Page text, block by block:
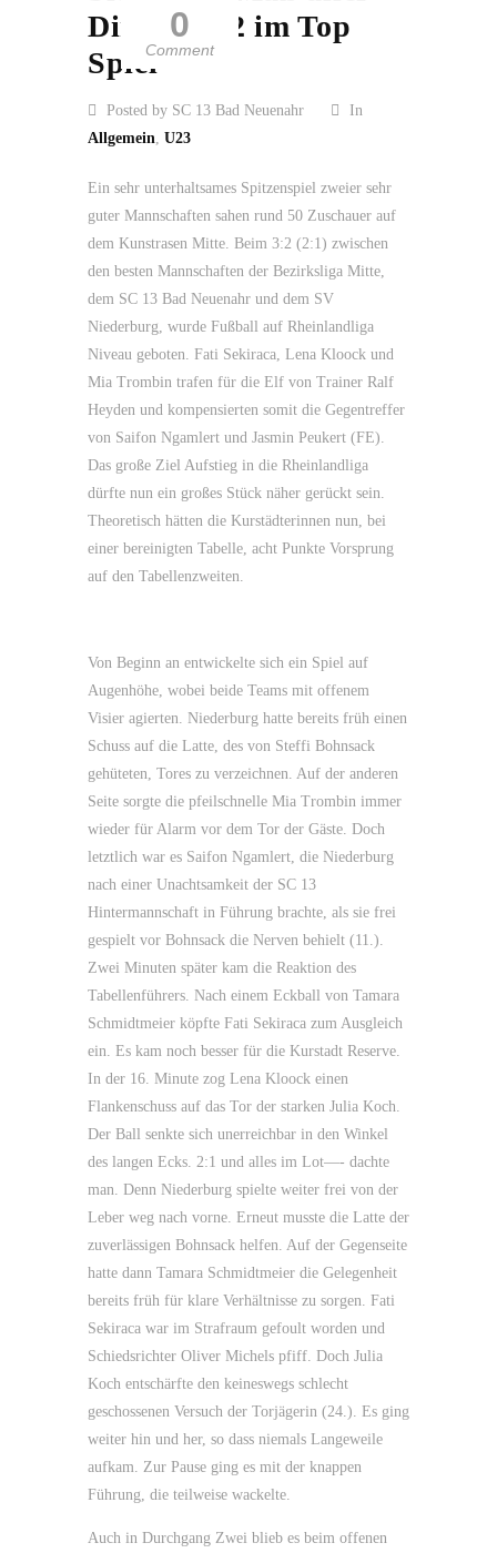
0
Comment
Dinge – 3:2 im Top
Spiel
Posted by SC 13 Bad Neuenahr
In
Allgemein, U23
Ein sehr unterhaltsames Spitzenspiel zweier sehr
guter Mannschaften sahen rund 50 Zuschauer auf
dem Kunstrasen Mitte. Beim 3:2 (2:1) zwischen
den besten Mannschaften der Bezirksliga Mitte,
dem SC 13 Bad Neuenahr und dem SV
Niederburg, wurde Fußball auf Rheinlandliga
Niveau geboten. Fati Sekiraca, Lena Kloock und
Mia Trombin trafen für die Elf von Trainer Ralf
Heyden und kompensierten somit die Gegentreffer
von Saifon Ngamlert und Jasmin Peukert (FE).
Das große Ziel Aufstieg in die Rheinlandliga
dürfte nun ein großes Stück näher gerückt sein.
Theoretisch hätten die Kurstädterinnen nun, bei
einer bereinigten Tabelle, acht Punkte Vorsprung
auf den Tabellenzweiten.
Von Beginn an entwickelte sich ein Spiel auf
Augenhöhe, wobei beide Teams mit offenem
Visier agierten. Niederburg hatte bereits früh einen
Schuss auf die Latte, des von Steffi Bohnsack
gehüteten, Tores zu verzeichnen. Auf der anderen
Seite sorgte die pfeilschnelle Mia Trombin immer
wieder für Alarm vor dem Tor der Gäste. Doch
letztlich war es Saifon Ngamlert, die Niederburg
nach einer Unachtsamkeit der SC 13
Hintermannschaft in Führung brachte, als sie frei
gespielt vor Bohnsack die Nerven behielt (11.).
Zwei Minuten später kam die Reaktion des
Tabellenführers. Nach einem Eckball von Tamara
Schmidtmeier köpfte Fati Sekiraca zum Ausgleich
ein. Es kam noch besser für die Kurstadt Reserve.
In der 16. Minute zog Lena Kloock einen
Flankenschuss auf das Tor der starken Julia Koch.
Der Ball senkte sich unerreichbar in den Winkel
des langen Ecks. 2:1 und alles im Lot—- dachte
man. Denn Niederburg spielte weiter frei von der
Leber weg nach vorne. Erneut musste die Latte der
zuverlässigen Bohnsack helfen. Auf der Gegenseite
hatte dann Tamara Schmidtmeier die Gelegenheit
bereits früh für klare Verhältnisse zu sorgen. Fati
Sekiraca war im Strafraum gefoult worden und
Schiedsrichter Oliver Michels pfiff. Doch Julia
Koch entschärfte den keineswegs schlecht
geschossenen Versuch der Torjägerin (24.). Es ging
weiter hin und her, so dass niemals Langeweile
aufkam. Zur Pause ging es mit der knappen
Führung, die teilweise wackelte.
Auch in Durchgang Zwei blieb es beim offenen